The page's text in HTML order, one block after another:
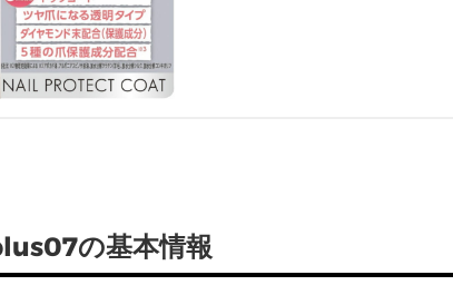
の基本情報